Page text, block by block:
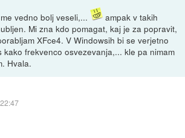
vedno bolj veseli,...
ampak v takih
Mi zna kdo pomagat, kaj je za popravit,
XFce4. V Windowsih bi se verjetno
kako frekvenco osvezevanja,... kle pa nimam
Hvala.